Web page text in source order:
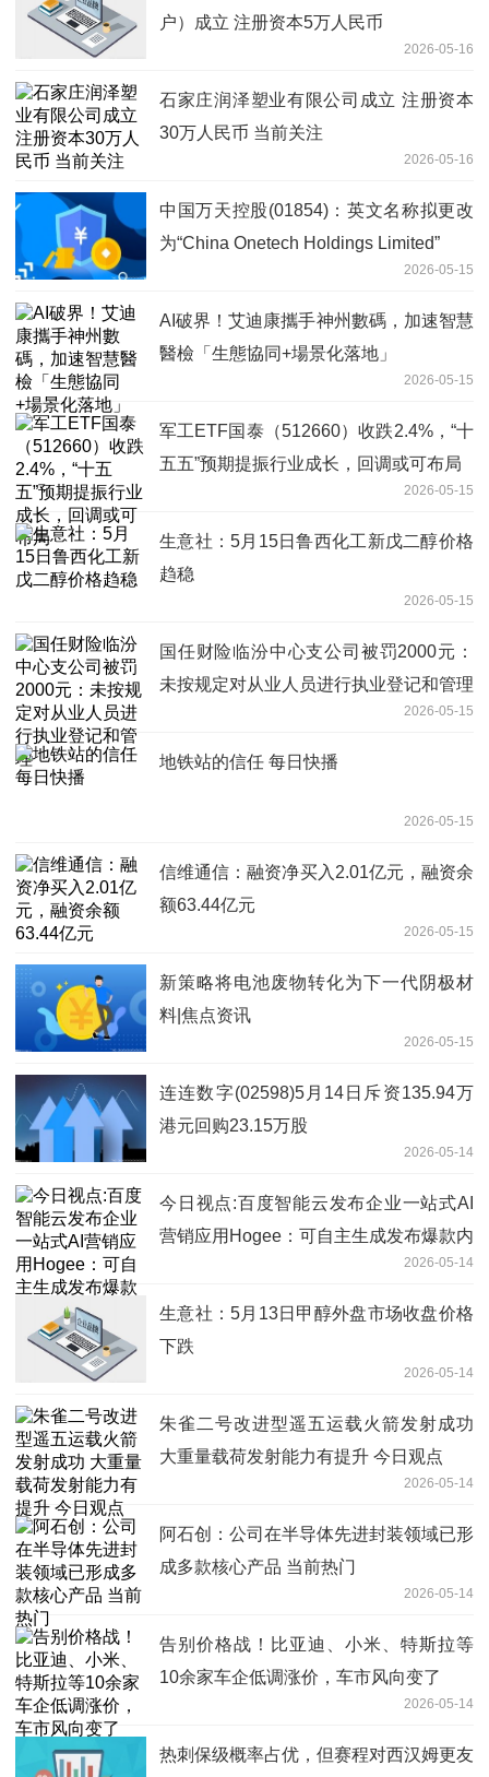
户）成立 注册资本5万人民币
2026-05-16
石家庄润泽塑业有限公司成立 注册资本
30万人民币 当前关注
2026-05-16
中国万天控股(01854)：英文名称拟更改
为“China Onetech Holdings Limited”
2026-05-15
AI破界！艾迪康攜手神州數碼，加速智慧
醫檢「生態協同+場景化落地」
2026-05-15
军工ETF国泰（512660）收跌2.4%，“十
五五”预期提振行业成长，回调或可布局
2026-05-15
生意社：5月15日鲁西化工新戊二醇价格
趋稳
2026-05-15
国任财险临汾中心支公司被罚2000元：
未按规定对从业人员进行执业登记和管理
2026-05-15
地铁站的信任 每日快播
2026-05-15
信维通信：融资净买入2.01亿元，融资余
额63.44亿元
2026-05-15
新策略将电池废物转化为下一代阴极材
料|焦点资讯
2026-05-15
连连数字(02598)5月14日斥资135.94万
港元回购23.15万股
2026-05-14
今日视点:百度智能云发布企业一站式AI
营销应用Hogee：可自主生成发布爆款内
2026-05-14
生意社：5月13日甲醇外盘市场收盘价格
下跌
2026-05-14
朱雀二号改进型遥五运载火箭发射成功
大重量载荷发射能力有提升 今日观点
2026-05-14
阿石创：公司在半导体先进封装领域已形
成多款核心产品 当前热门
2026-05-14
告别价格战！比亚迪、小米、特斯拉等
10余家车企低调涨价，车市风向变了
2026-05-14
热刺保级概率占优，但赛程对西汉姆更友